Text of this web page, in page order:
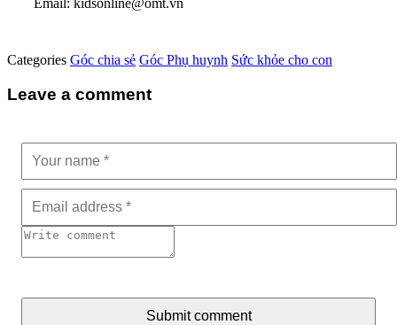
Categories Góc chia sẻ Góc Phụ huynh Sức khỏe cho con
Leave a comment
Submit comment